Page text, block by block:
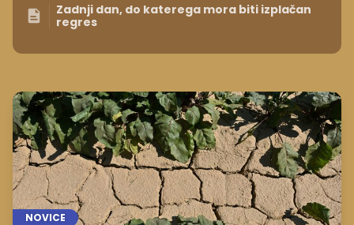
Zadnji dan, do katerega mora biti izplačan
regres
NOVICE